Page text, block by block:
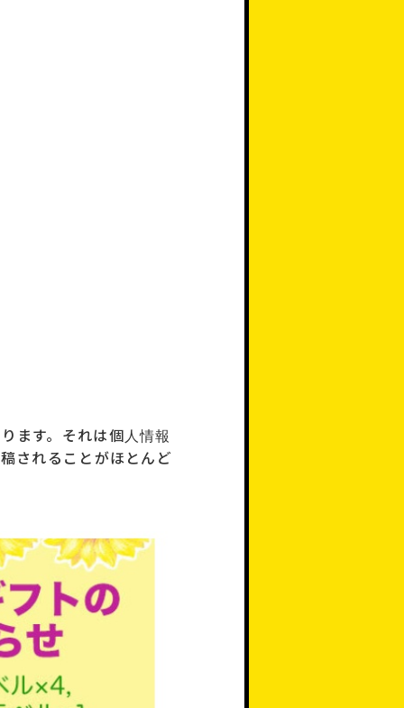
ます。それは個人情報
されることがほとんど